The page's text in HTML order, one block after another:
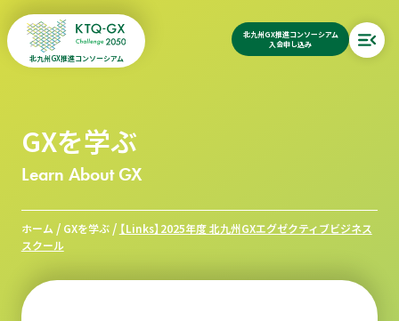
北九州GX推進コンソーシアム
北九州GX推進コンソーシアム
入会申し込み
GXを学ぶ
Learn About GX
ホーム/ GXを学ぶ/ 【Links】2025年度 北九州GXエグゼクティブビジネス
スクール